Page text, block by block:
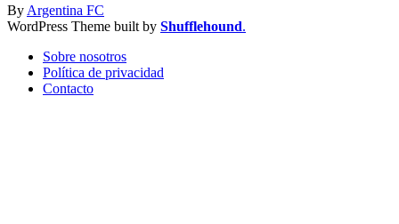
ByArgentina FC
WordPress Theme built by Shufflehound.
Sobre nosotros
Política de privacidad
Contacto